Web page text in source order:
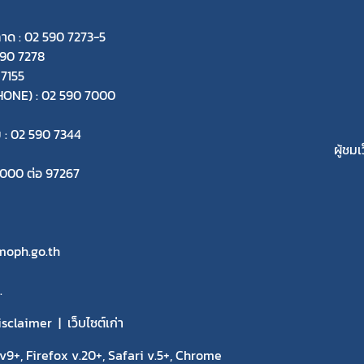
: 02 590 7273-5
7278
: 02 590 7000
02 590 7344
ต่อ 97267
เว็บไซต์เก่า
Firefox v.20+, Safari v.5+, Chrome
ผู้ชม